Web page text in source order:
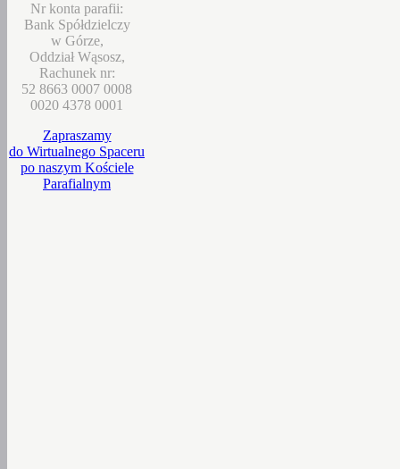
Nr konta parafii:
Bank Spółdzielczy
w Górze,
Oddział Wąsosz,
Rachunek nr:
52 8663 0007 0008
0020 4378 0001
Zapraszamy
do Wirtualnego Spaceru
po naszym Kościele
Parafialnym